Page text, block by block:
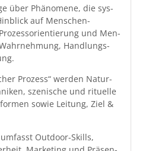
über Phänomene, die sys­
auf Men­schen­
und Men­
Hand­lungs-
Prozess“ wer­den Natur­
szenis­che und rit­uelle
sowie Leitung, Ziel &
Out­door-Skills,